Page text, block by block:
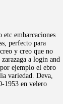
embarcaciones
perfecto para
y creo que no
a login and
ejemplo el ebro
variedad. Deva,
1953 en velero